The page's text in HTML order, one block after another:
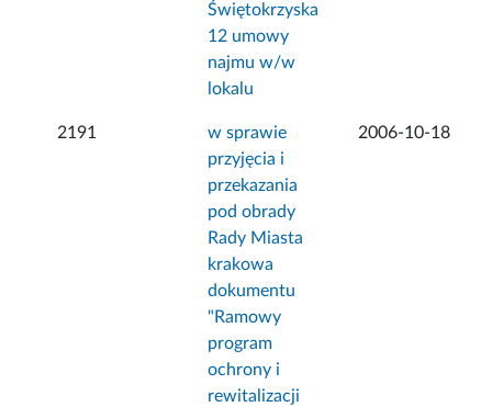
Świętokrzyska
12 umowy
najmu w/w
lokalu
2191
w sprawie
przyjęcia i
przekazania
pod obrady
Rady Miasta
krakowa
dokumentu
"Ramowy
program
ochrony i
rewitalizacji
2006-10-18